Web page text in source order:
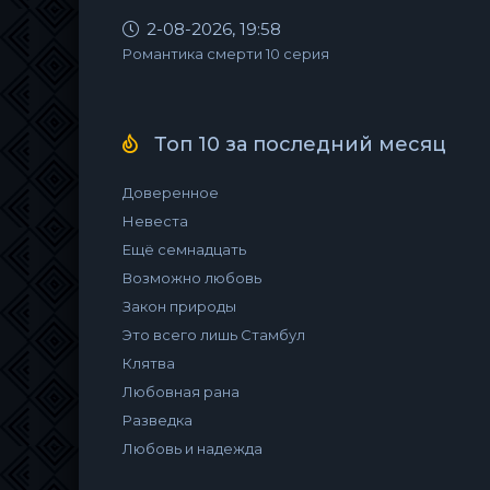
2-08-2026, 19:58
Романтика смерти 10 серия
Топ 10 за последний месяц
Доверенное
Невеста
Ещё семнадцать
Возможно любовь
Закон природы
Это всего лишь Стамбул
Клятва
Любовная рана
Разведка
Любовь и надежда